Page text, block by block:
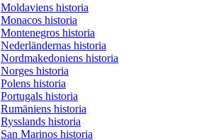
Moldaviens historia
Monacos historia
Montenegros historia
Nederländernas historia
Nordmakedoniens historia
Norges historia
Polens historia
Portugals historia
Rumäniens historia
Rysslands historia
San Marinos historia